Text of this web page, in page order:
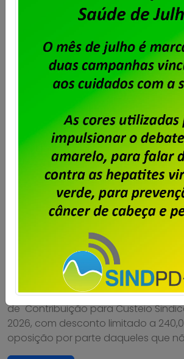
Dataprev:
aprovam proposta da
31/07/2026
Em assembleia realizada ontem, 30
do Sindpd-RJ, os trabalhadores e
Dataprev aprovaram a proposta de
PLR 2026. Foi aprovada também a
de Contribuição para Custeio
2026, com desconto limitado a
oposição por parte daqueles que